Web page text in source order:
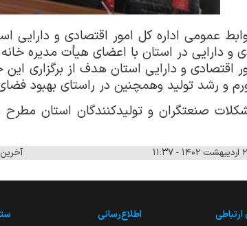
عمومی اداره کل امور اقتصادی و دارایی
و دارایی در استان با اعضای هیأت مدیره
اقتصادی و دارایی استان هدف از برگزاری
و رشد تولید وهمچنین در راستای بهبود
صنعتگران و تولیدکنندگان استان مطرح
ارتباطی اطلاع‌رسانی